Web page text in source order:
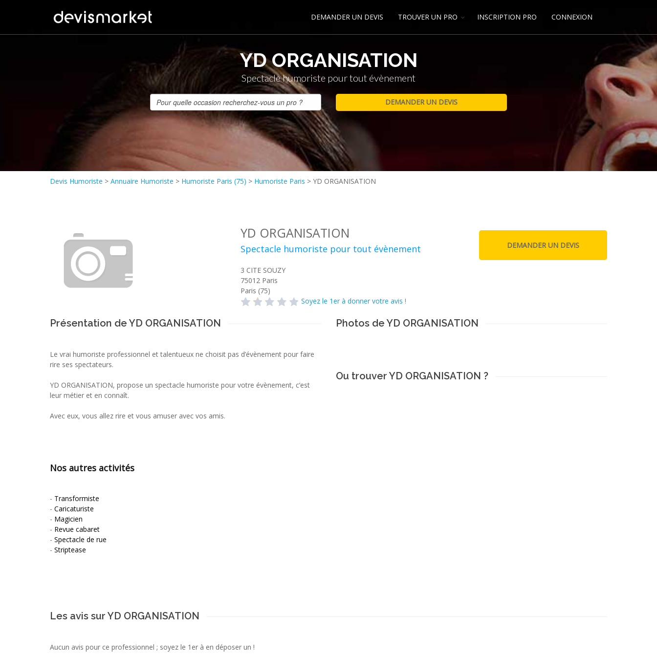
DEMANDER UN DEVIS TROUVER UN PRO INSCRIPTION PRO CONNEXION
YD ORGANISATION
Spectacle humoriste pour tout évènement
Devis Humoriste > Annuaire Humoriste > Humoriste Paris (75) > Humoriste Paris > YD ORGANISATION
YD ORGANISATION
Spectacle humoriste pour tout évènement
3 CITE SOUZY
75012 Paris
Paris (75)
Soyez le 1er à donner votre avis !
Présentation de YD ORGANISATION
Le vrai humoriste professionnel et talentueux ne choisit pas d’évènement pour faire
rire ses spectateurs.
YD ORGANISATION, propose un spectacle humoriste pour votre évènement, c’est
leur métier et en connaît.
Avec eux, vous allez rire et vous amuser avec vos amis.
Nos autres activités
- Transformiste
- Caricaturiste
- Magicien
- Revue cabaret
- Spectacle de rue
- Striptease
Photos de YD ORGANISATION
Ou trouver YD ORGANISATION ?
Les avis sur YD ORGANISATION
Aucun avis pour ce professionnel ; soyez le 1er à en déposer un !